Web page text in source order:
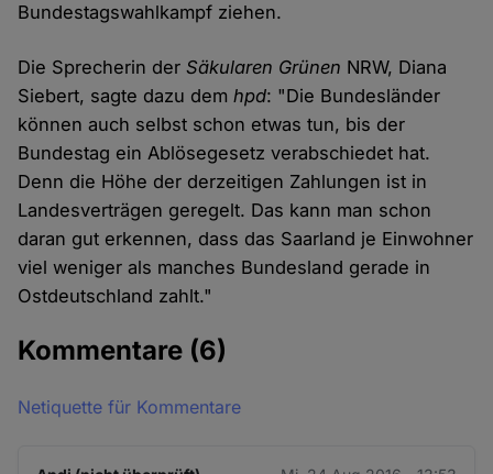
Bundestagswahlkampf ziehen.
Die Sprecherin derSäkularen Grünen NRW, Diana
Siebert, sagte dazu demhpd: "Die Bundesländer
können auch selbst schon etwas tun, bis der
Bundestag ein Ablösegesetz verabschiedet hat.
Denn die Höhe der derzeitigen Zahlungen ist in
Landesverträgen geregelt. Das kann man schon
daran gut erkennen, dass das Saarland je Einwohner
viel weniger als manches Bundesland gerade in
Ostdeutschland zahlt."
Kommentare (6)
Netiquette für Kommentare